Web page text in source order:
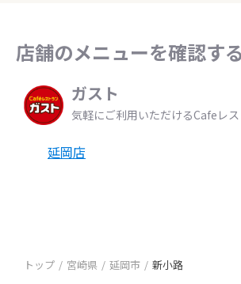
店舗のメニューを確認する
ガスト
気軽にご利用いただけるCafeレ
延岡店
トップ 宮崎県 延岡市 新小路